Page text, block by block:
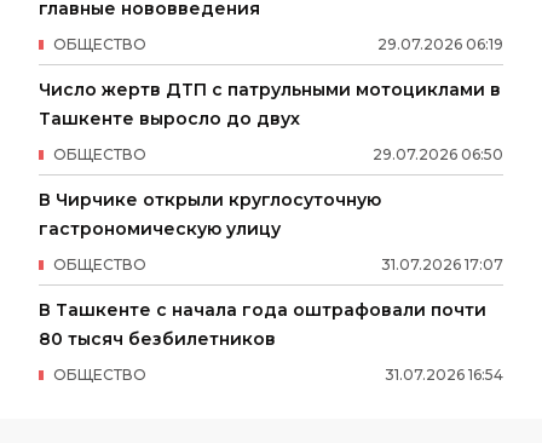
главные нововведения
29.07.2026 06:19
ОБЩЕСТВО
Число жертв ДТП с патрульными мотоциклами в
Ташкенте выросло до двух
29.07.2026 06:50
ОБЩЕСТВО
В Чирчике открыли круглосуточную
гастрономическую улицу
31.07.2026 17:07
ОБЩЕСТВО
В Ташкенте с начала года оштрафовали почти
80 тысяч безбилетников
31.07.2026 16:54
ОБЩЕСТВО